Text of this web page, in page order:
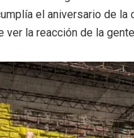
el aniversario de
la reacción de la